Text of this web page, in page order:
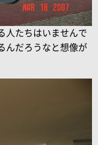
人たちはいませんで
んだろうなと想像が